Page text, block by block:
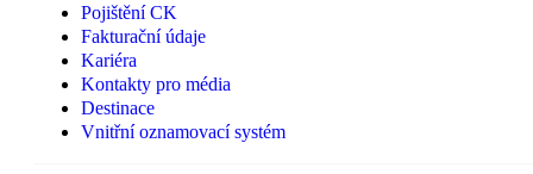
Pojištění CK
Fakturační údaje
Kariéra
Kontakty pro média
Destinace
Vnitřní oznamovací systém